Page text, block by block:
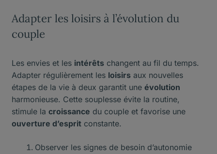
Adapter les loisirs à l’évolution du
couple
Les envies et les intérêts changent au fil du temps.
Adapter régulièrement les loisirs aux nouvelles
étapes de la vie à deux garantit une évolution
harmonieuse. Cette souplesse évite la routine,
stimule la croissance du couple et favorise une
ouverture d’esprit constante.
Observer les signes de besoin d’autonomie